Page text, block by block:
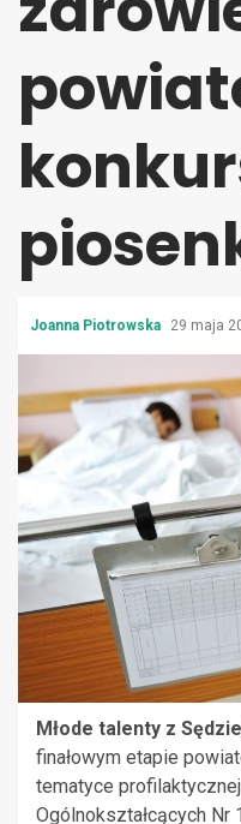
Joanna Piotrowska 29 maja
Młode talenty z
finałowym etapie
tematyce
Ogólnokształcących